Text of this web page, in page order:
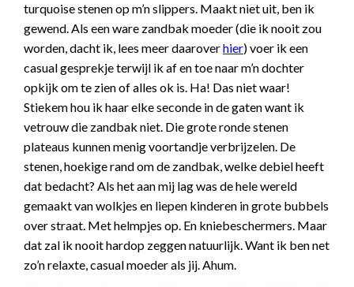
turquoise stenen op m’n slippers. Maakt niet uit, ben ik
gewend. Als een ware zandbak moeder (die ik nooit zou
worden, dacht ik, lees meer daaroverhier) voer ik een
casual gesprekje terwijl ik af en toe naar m’n dochter
opkijk om te zien of alles ok is. Ha! Das niet waar!
Stiekem hou ik haar elke seconde in de gaten want ik
vetrouw die zandbak niet. Die grote ronde stenen
plateaus kunnen menig voortandje verbrijzelen. De
stenen, hoekige rand om de zandbak, welke debiel heeft
dat bedacht? Als het aan mij lag was de hele wereld
gemaakt van wolkjes en liepen kinderen in grote bubbels
over straat. Met helmpjes op. En kniebeschermers. Maar
dat zal ik nooit hardop zeggen natuurlijk. Want ik ben net
zo’n relaxte, casual moeder als jij. Ahum.